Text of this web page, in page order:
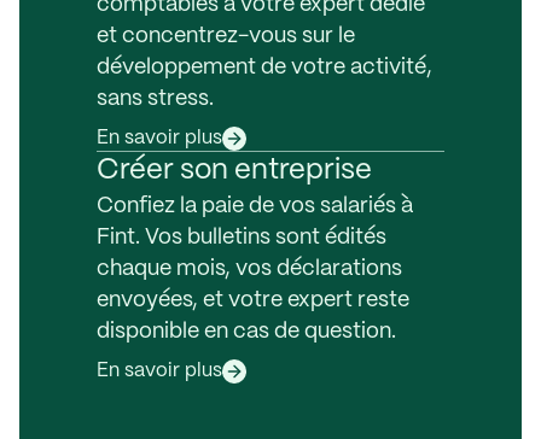
comptables à votre expert dédié
et concentrez-vous sur le
développement de votre activité,
sans stress.
En savoir plus
Créer son entreprise
Confiez la paie de vos salariés à
Fint. Vos bulletins sont édités
chaque mois, vos déclarations
envoyées, et votre expert reste
disponible en cas de question.
En savoir plus